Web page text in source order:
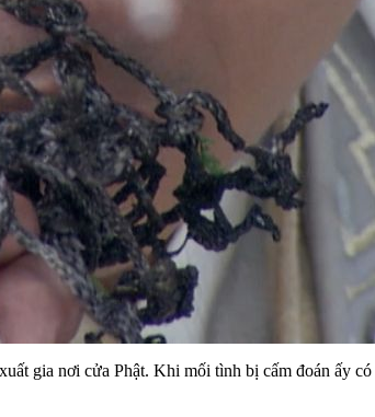
gia nơi cửa Phật. Khi mối tình bị cấm đoán ấy